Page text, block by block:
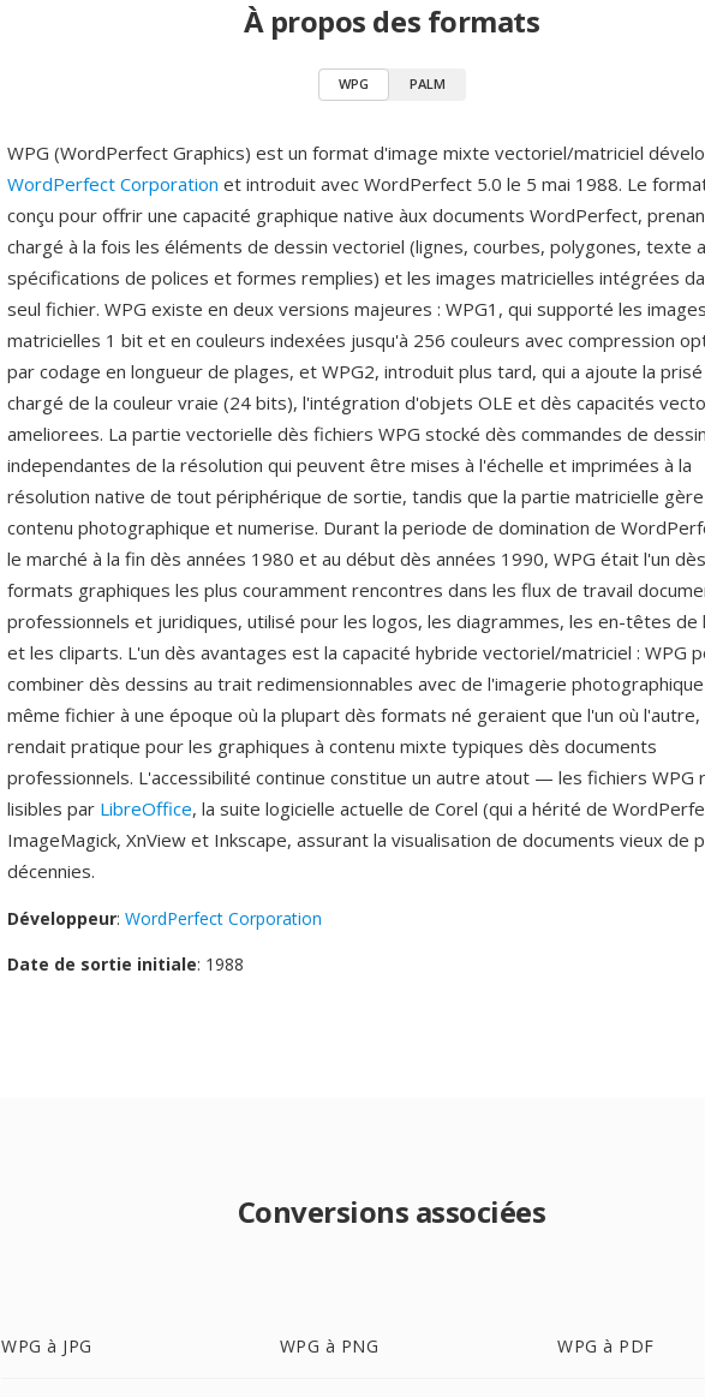
À propos des formats
WPG PALM
WPG (WordPerfect Graphics) est un format d'image mixte vectoriel/matriciel
WordPerfect Corporation et introduit avec WordPerfect 5.0 le 5 mai 1988. Le
conçu pour offrir une capacité graphique native àux documents WordPerfect,
chargé à la fois les éléments de dessin vectoriel (lignes, courbes, polygones, texte
spécifications de polices et formes remplies) et les images matricielles intégrées
seul fichier. WPG existe en deux versions majeures : WPG1, qui supporté les images
matricielles 1 bit et en couleurs indexées jusqu'à 256 couleurs avec compression
par codage en longueur de plages, et WPG2, introduit plus tard, qui a ajoute la prisé
chargé de la couleur vraie (24 bits), l'intégration d'objets OLE et dès capacités
ameliorees. La partie vectorielle dès fichiers WPG stocké dès commandes de dessin
independantes de la résolution qui peuvent être mises à l'échelle et imprimées à la
résolution native de tout périphérique de sortie, tandis que la partie matricielle
contenu photographique et numerise. Durant la periode de domination de
le marché à la fin dès années 1980 et au début dès années 1990, WPG était l'un dès
formats graphiques les plus couramment rencontres dans les flux de travail
professionnels et juridiques, utilisé pour les logos, les diagrammes, les en-têtes
et les cliparts. L'un dès avantages est la capacité hybride vectoriel/matriciel : WPG
combiner dès dessins au trait redimensionnables avec de l'imagerie
même fichier à une époque où la plupart dès formats né geraient que l'un où l'autre,
rendait pratique pour les graphiques à contenu mixte typiques dès documents
professionnels. L'accessibilité continue constitue un autre atout — les fichiers WPG
lisibles par LibreOffice, la suite logicielle actuelle de Corel (qui a hérité de
ImageMagick, XnView et Inkscape, assurant la visualisation de documents vieux de
décennies.
Développeur: WordPerfect Corporation
Date de sortie initiale: 1988
Conversions associées
WPG à JPG WPG à PNG WPG à PDF